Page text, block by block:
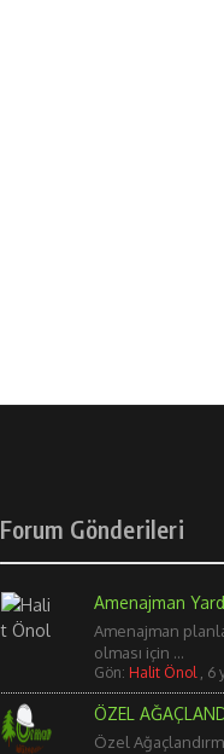
Forum Gönderileri
Amenajman
Amenajman
olması için ...
Gön: Halit Önol, 6
ÖZEL
Özel